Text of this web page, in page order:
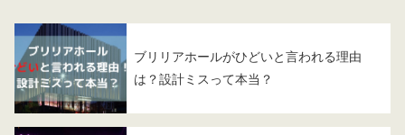
ブリリアホールがひどいと言われる理由
は？設計ミスって本当？